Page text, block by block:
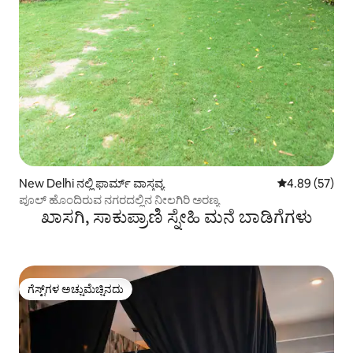
New Delhi ನಲ್ಲಿ ಫಾರ್ಮ್ ವಾಸ್ತವ್ಯ 5 ರಲ್ಲಿ 4.89
4.89 (57)
ಪೂಲ್ ಹೊಂದಿರುವ ನಗರದಲ್ಲಿನ ನೀಲಗಿರಿ ಅರಣ್ಯ
ಖಾಸಗಿ, ಸಾಕುಪ್ರಾಣಿ ಸ್ನೇಹಿ ಮನೆ ಬಾಡಿಗೆಗಳು
ಗೆಸ್ಟ್‌ಗಳ ಅಚ್ಚುಮೆಚ್ಚಿನದು
ಗೆಸ್ಟ್‌ಗಳ ಅಚ್ಚುಮೆಚ್ಚಿನದು